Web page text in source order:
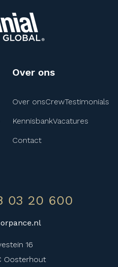
Over ons
Over ons​CrewTestimonials
KennisbankVacatures
Contact
03 20 600
16
Oosterhout